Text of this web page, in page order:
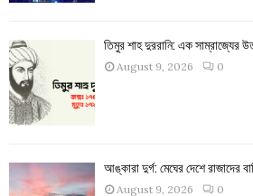
তিমুর শাহ দুররানি: এক সাম্রাজ্যের
August 9, 2026 0
আঙ্কারা দুর্গ: মেঘের দেশে রাজাদের
August 9, 2026 0